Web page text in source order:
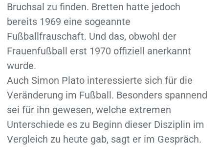
Bruchsal zu finden. Bretten hatte jedoch
bereits 1969 eine sogeannte
Fußballfrauschaft. Und das, obwohl der
Frauenfußball erst 1970 offiziell anerkannt
wurde.
Auch Simon Plato interessierte sich für die
Veränderung im Fußball. Besonders spannend
sei für ihn gewesen, welche extremen
Unterschiede es zu Beginn dieser Disziplin im
Vergleich zu heute gab, sagt er im Gespräch.